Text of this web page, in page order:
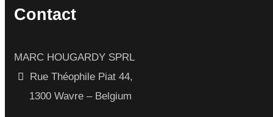
Contact
MARC HOUGARDY SPRL
Rue Théophile Piat 44,
1300 Wavre – Belgium